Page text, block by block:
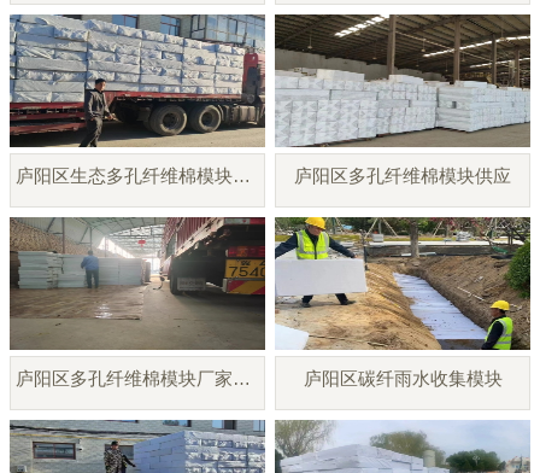
庐阳区生态多孔纤维棉模块厂家 庐阳区多孔纤维棉模块供应
庐阳区多孔纤维棉模块厂家直销 庐阳区碳纤雨水收集模块